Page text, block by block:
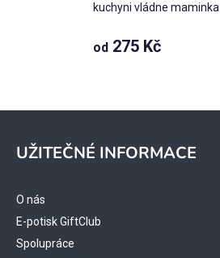
kuchyni vládne maminka
Průměrné
hodnocení
od 275 Kč
UŽITEČNÉ INFORMACE
O nás
E-potisk GiftClub
Spolupráce